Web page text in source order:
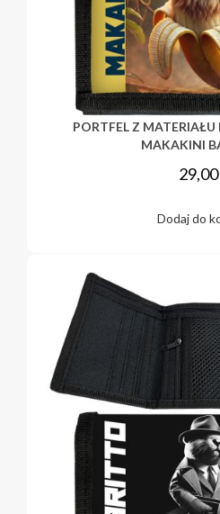
PORTFEL Z MATERIAŁU
MAKAKINI
29,00
Dodaj do